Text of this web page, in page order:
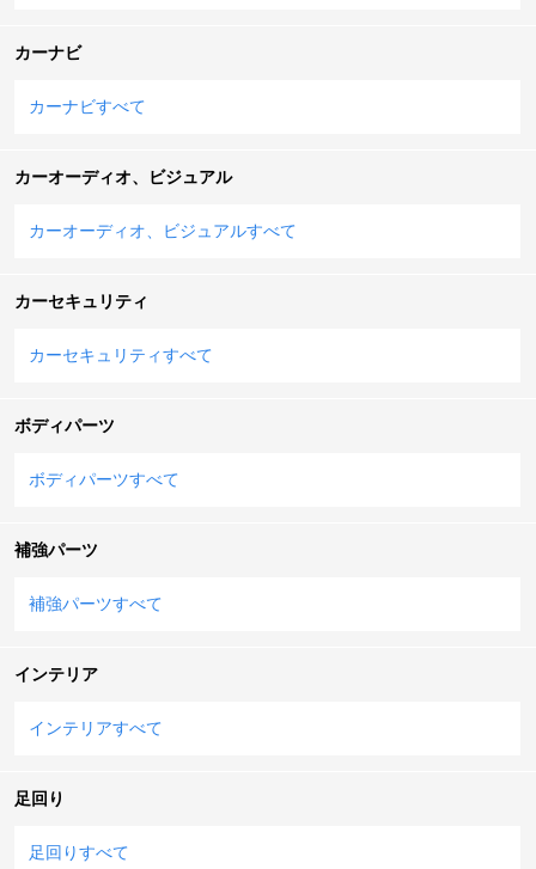
カーナビ
カーナビすべて
カーオーディオ、ビジュアル
カーオーディオ、ビジュアルすべて
カーセキュリティ
カーセキュリティすべて
ボディパーツ
ボディパーツすべて
補強パーツ
補強パーツすべて
インテリア
インテリアすべて
足回り
足回りすべて